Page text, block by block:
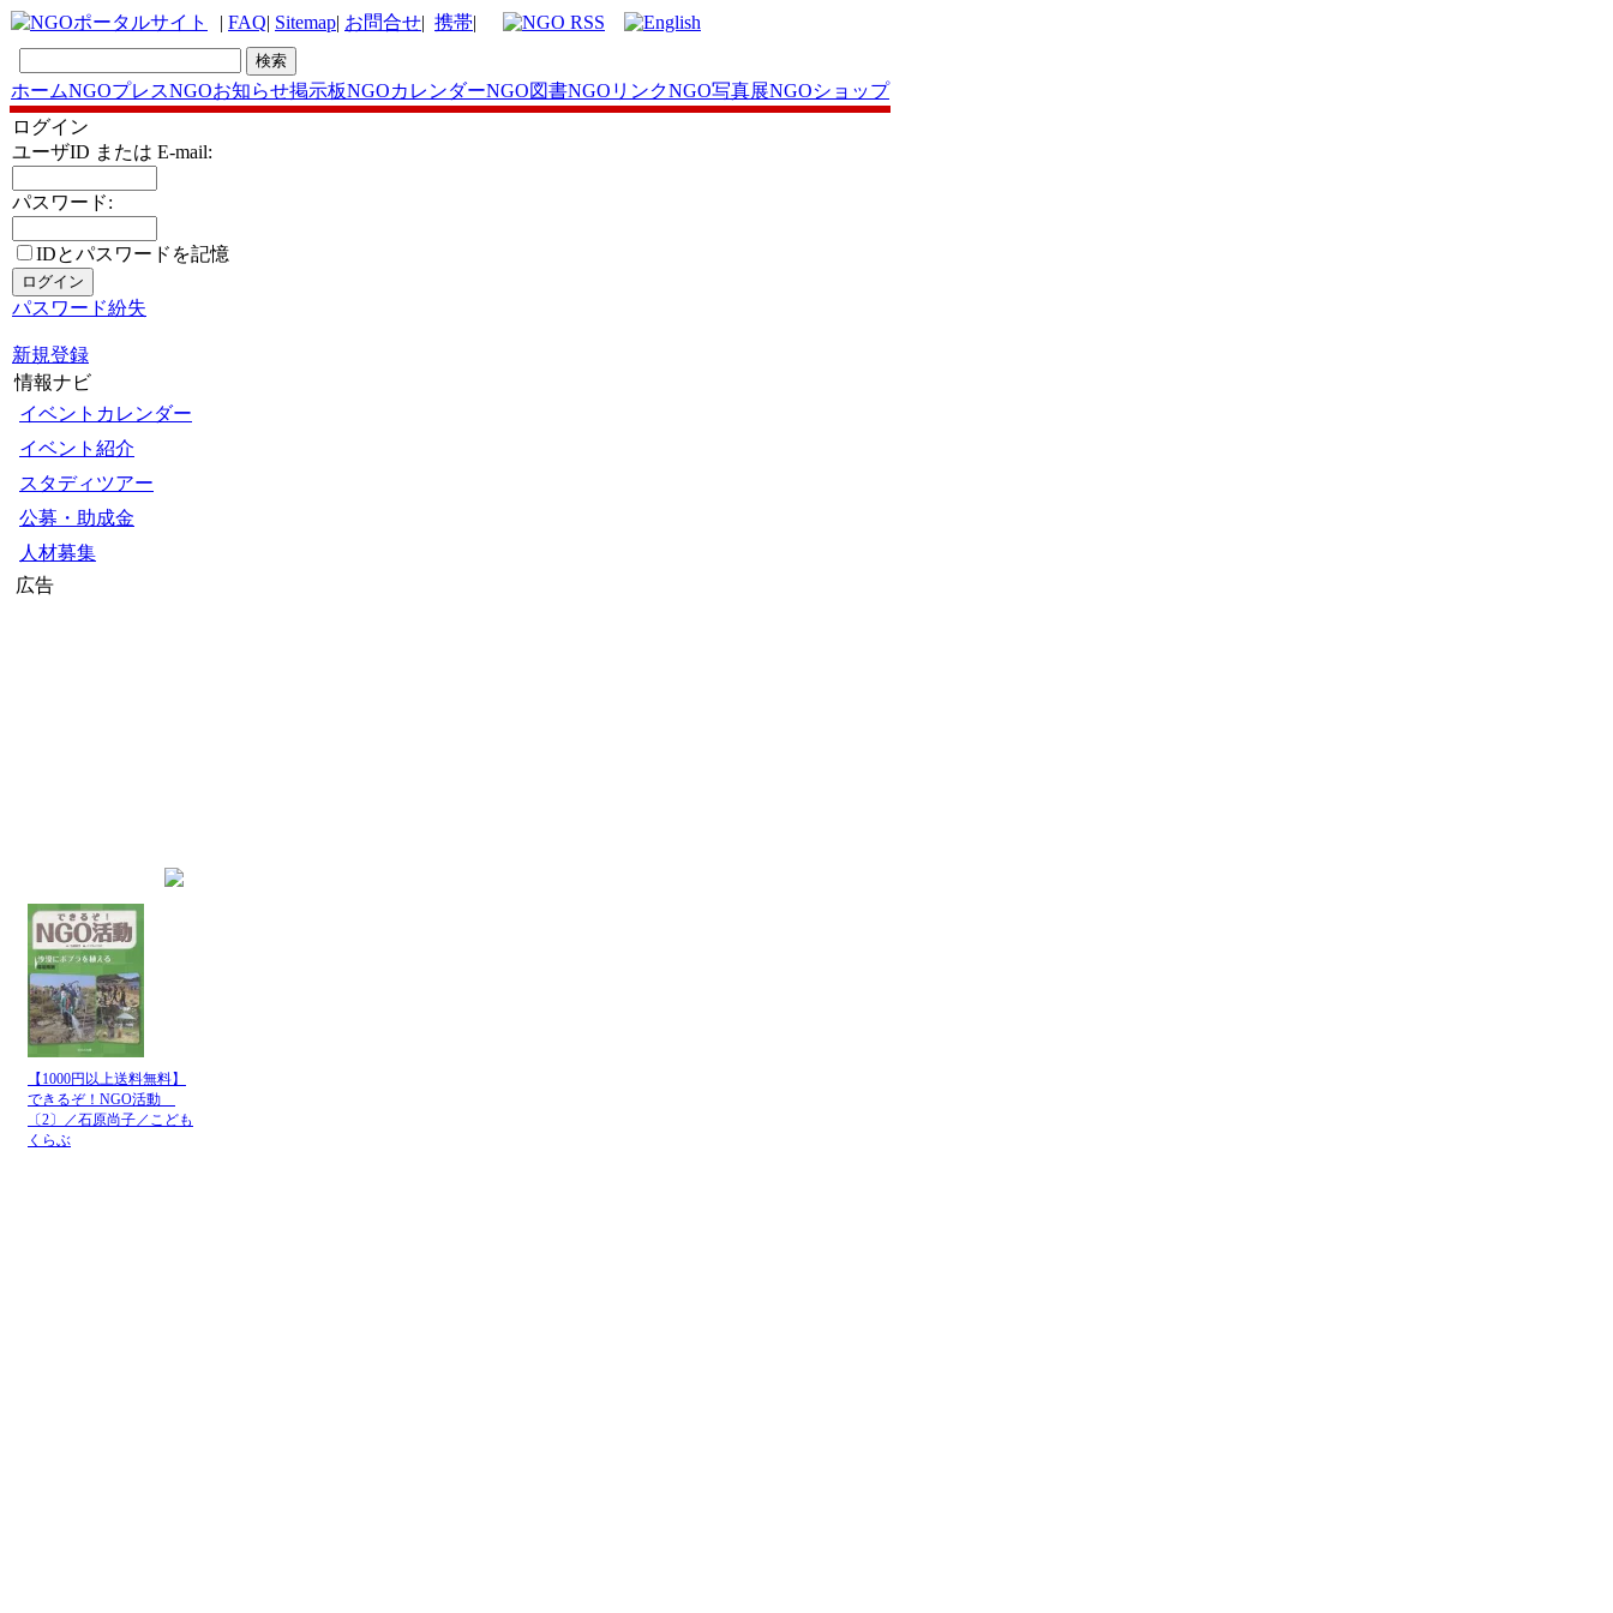
| FAQ| Sitemap| お問合せ| 携帯|
ホームNGOプレスNGOお知らせ掲示板NGOカレンダーNGO図書NGOリンクNGO写真展NGOショップ
ログイン
ユーザID または E-mail:
パスワード:
IDとパスワードを記憶
パスワード紛失
新規登録
情報ナビ
イベントカレンダー
イベント紹介
スタディツアー
公募・助成金
人材募集
広告
【1000円以上送料無料】
できるぞ！NGO活動
〔2〕／石原尚子／こども
くらぶ